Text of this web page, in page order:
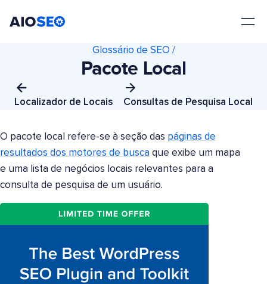
Localizador de Locais
Glossário de SEO /
Pacote Local
Consultas de Pesquisa Local
O pacote local refere-se à seção das páginas de
resultados dos motores de busca que exibe um mapa
e uma lista de negócios locais relevantes para a
consulta de pesquisa de um usuário.